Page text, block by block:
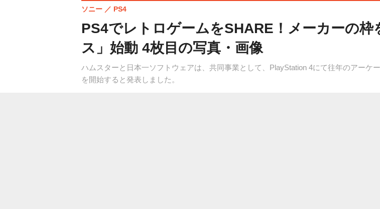
PS4でレトロゲームをSHARE！メーカーの
ス」始動 4枚目の写真・画像
ハムスターと日本一ソフトウェアは、共同事業として、PlayStation 4にて往年のアーケ
を開始すると発表しました。
ソニー PS4